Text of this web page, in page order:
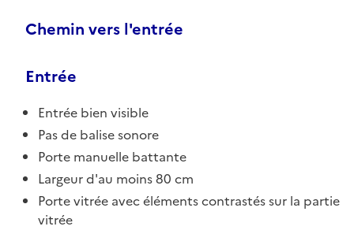
Chemin vers l'entrée
Entrée
Entrée bien visible
Pas de balise sonore
Porte manuelle battante
Largeur d'au moins 80 cm
Porte vitrée avec éléments contrastés sur la partie
vitrée